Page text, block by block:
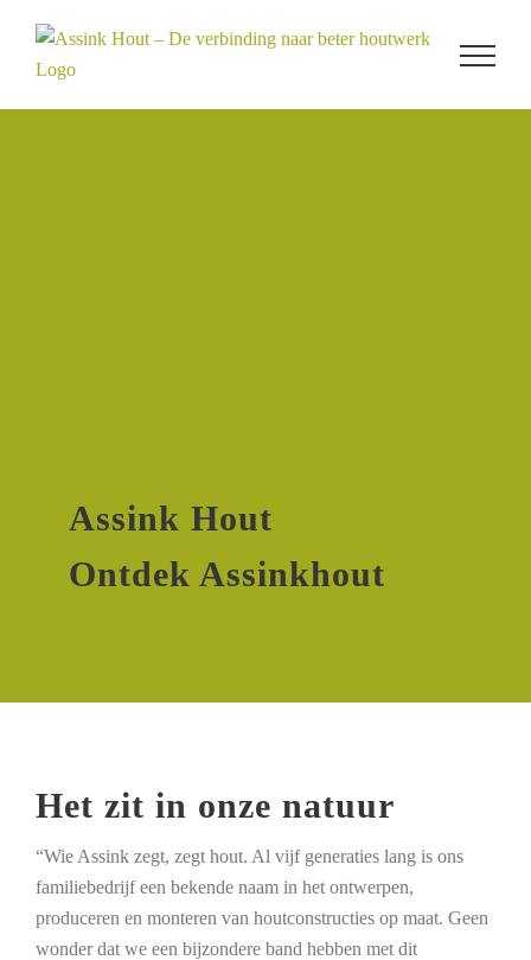
inhoud
Assink Hout
Ontdek Assinkhout
Het zit in onze natuur
“Wie Assink zegt, zegt hout. Al vijf generaties lang is ons
familiebedrijf een bekende naam in het ontwerpen,
produceren en monteren van houtconstructies op maat. Geen
wonder dat we een bijzondere band hebben met dit